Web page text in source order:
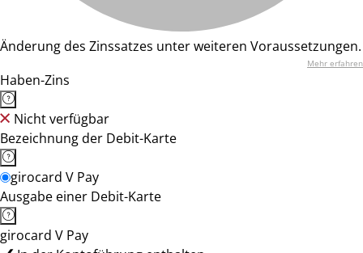
Änderung des Zinssatzes unter weiteren Voraussetzungen.
Mehr erfahren
Haben-Zins
Nicht verfügbar
Bezeichnung der Debit-Karte
girocard V Pay
Ausgabe einer Debit-Karte
girocard V Pay